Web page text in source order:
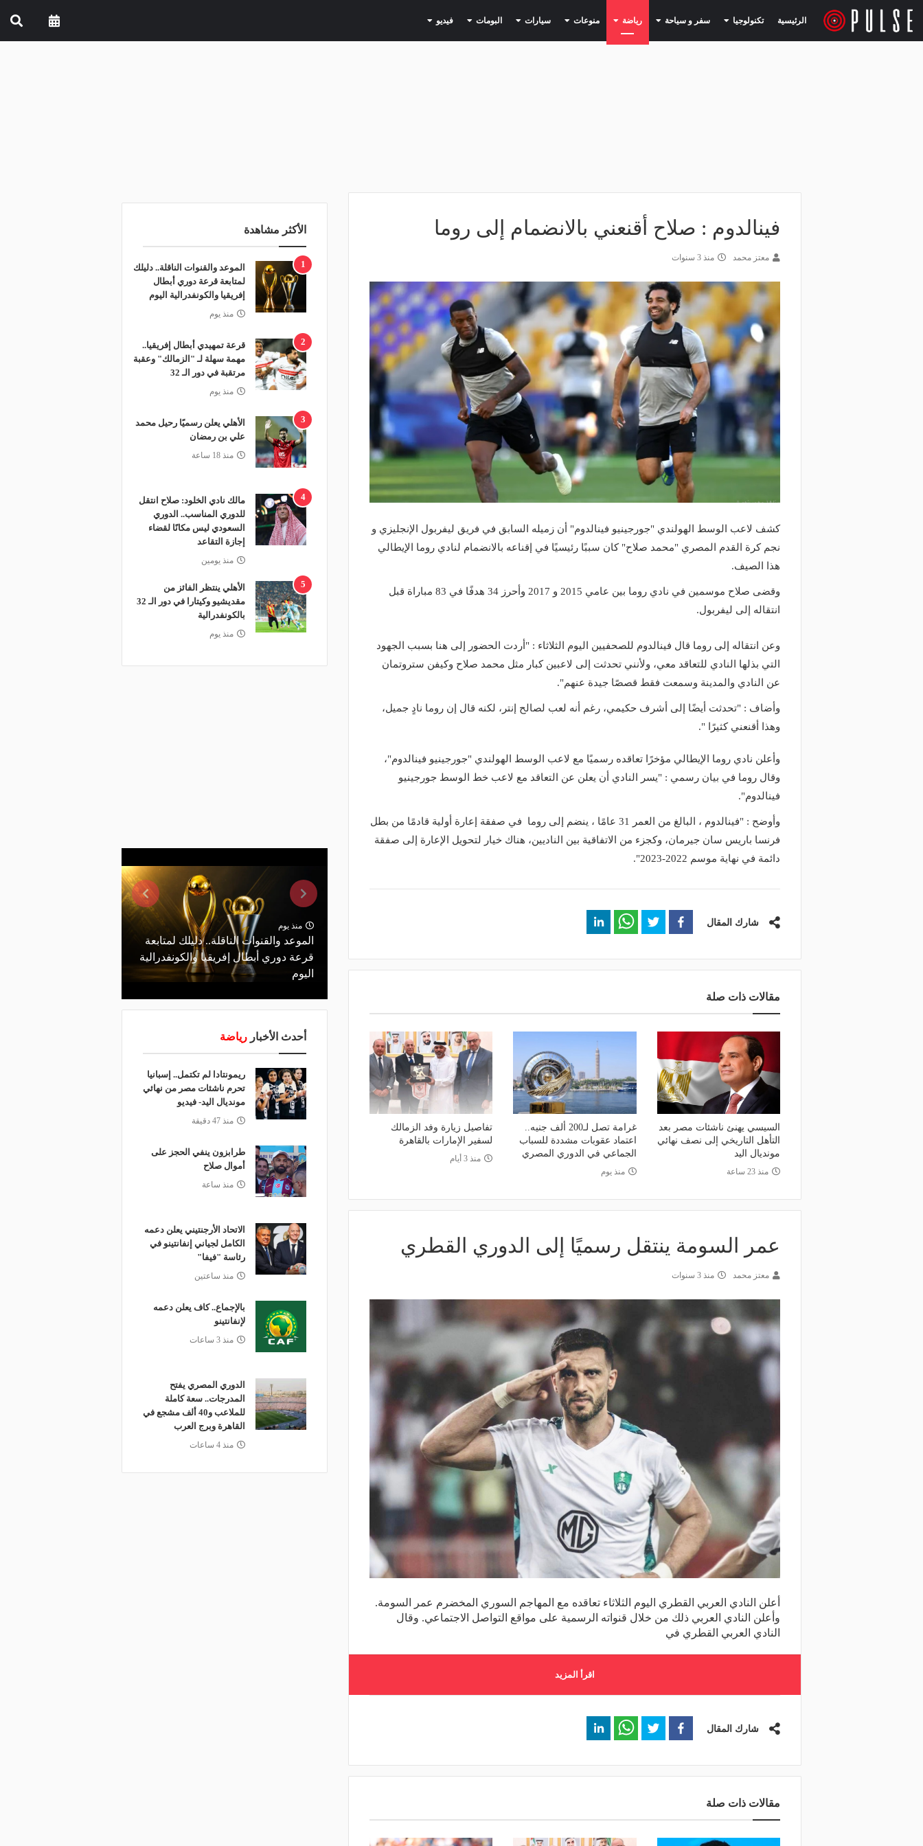
الرئيسية تكنولوجيا (current) سفر و سياحة (current) رياضة (current) منوعات (current) سيارات (current) البومات (current) فيديو (current)
فينالدوم : صلاح أقنعني بالانضمام إلى روما
معتز محمد منذ 3 سنوات
كشف لاعب الوسط الهولندي "جورجينيو فينالدوم" أن زميله السابق في فريق ليفربول الإنجليزي و
نجم كرة القدم المصري "محمد صلاح" كان سببًا رئيسيًا في إقناعه بالانضمام لنادي روما الإيطالي
هذا الصيف.
وقضى صلاح موسمين في نادي روما بين عامي 2015 و 2017 وأحرز 34 هدفًا في 83 مباراة قبل
انتقاله إلى ليفربول.
وعن انتقاله إلى روما قال فينالدوم للصحفيين اليوم الثلاثاء : "أردت الحضور إلى هنا بسبب الجهود
التي بذلها النادي للتعاقد معي، ولأنني تحدثت إلى لاعبين كبار مثل محمد صلاح وكيفن ستروتمان
عن النادي والمدينة وسمعت فقط قصصًا جيدة عنهم".
وأضاف : "تحدثت أيضًا إلى أشرف حكيمي، رغم أنه لعب لصالح إنتر، لكنه قال إن روما نادٍ جميل،
وهذا أقنعني كثيرًا ".
وأعلن نادي روما الإيطالي مؤخرًا تعاقده رسميًا مع لاعب الوسط الهولندي "جورجينيو فينالدوم"،
وقال روما في بيان رسمي : "يسر النادي أن يعلن عن التعاقد مع لاعب خط الوسط جورجينيو
فينالدوم".
وأوضح : "فينالدوم ، البالغ من العمر 31 عامًا ، ينضم إلى روما في صفقة إعارة أولية قادمًا من بطل
فرنسا باريس سان جيرمان، وكجزء من الاتفاقية بين الناديين، هناك خيار لتحويل الإعارة إلى صفقة
دائمة في نهاية موسم 2022-2023".
شارك المقال
مقالات ذات صلة
السيسي يهنئ ناشئات مصر بعد
التأهل التاريخي إلى نصف نهائي
مونديال اليد
منذ 23 ساعة
غرامة تصل لـ200 ألف جنيه..
اعتماد عقوبات مشددة للسباب
الجماعي في الدوري المصري
منذ يوم
تفاصيل زيارة وفد الزمالك
لسفير الإمارات بالقاهرة
منذ 3 أيام
عمر السومة ينتقل رسميًا إلى الدوري القطري
معتز محمد منذ 3 سنوات
أعلن النادي العربي القطري اليوم الثلاثاء تعاقده مع المهاجم السوري المخضرم عمر السومة.
وأعلن النادي العربي ذلك من خلال قنواته الرسمية على مواقع التواصل الاجتماعي. وقال
النادي العربي القطري في
اقرأ المزيد
شارك المقال
مقالات ذات صلة
الأكثر مشاهدة
1
الموعد والقنوات الناقلة.. دليلك
لمتابعة قرعة دوري أبطال
إفريقيا والكونفدرالية اليوم
منذ يوم
2
قرعة تمهيدي أبطال إفريقيا..
مهمة سهلة لـ "الزمالك" وعقبة
مرتقبة في دور الـ 32
منذ يوم
3
الأهلي يعلن رسميًا رحيل محمد
علي بن رمضان
منذ 18 ساعة
4
مالك نادي الخلود: صلاح انتقل
للدوري المناسب.. الدوري
السعودي ليس مكانًا لقضاء
إجازة التقاعد
منذ يومين
5
الأهلي ينتظر الفائز من
مقديشيو وكيتارا في دور الـ 32
بالكونفدرالية
منذ يوم
منذ يوم
الموعد والقنوات الناقلة.. دليلك لمتابعة
قرعة دوري أبطال إفريقيا والكونفدرالية
اليوم
قرعة تمهيدي أبطال إفريقيا.. مهمة سهلة
لـ "الزمالك" وعقبة مرتقبة في دور الـ 32
الأهلي يعلن رسميًا رحيل محمد علي بن
رمضان
دوري أبطال إفريقيا والكونفدرالية
أحدث الأخبار رياضة
ريمونتادا لم تكتمل.. إسبانيا
تحرم ناشئات مصر من نهائي
مونديال اليد- فيديو
منذ 47 دقيقة
طرابزون ينفي الحجز على
أموال صلاح
منذ ساعة
الاتحاد الأرجنتيني يعلن دعمه
الكامل لجياني إنفانتينو في
رئاسة "فيفا"
منذ ساعتين
بالإجماع.. كاف يعلن دعمه
لإنفانتينو
منذ 3 ساعات
الدوري المصري يفتح
المدرجات.. سعة كاملة
للملاعب و40 ألف مشجع في
القاهرة وبرج العرب
منذ 4 ساعات